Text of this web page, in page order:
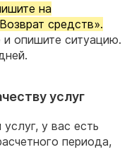
на
средств».
опишите ситуацию.
услуг
у вас есть
периода,